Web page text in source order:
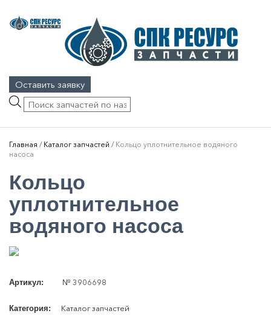
Оставить заявку
Поиск
товаров
Главная / Каталог запчастей / Кольцо уплотнительное водяного
насоса
Кольцо
уплотнительное
водяного насоса
Артикул: № 3906698
Категория: Каталог запчастей